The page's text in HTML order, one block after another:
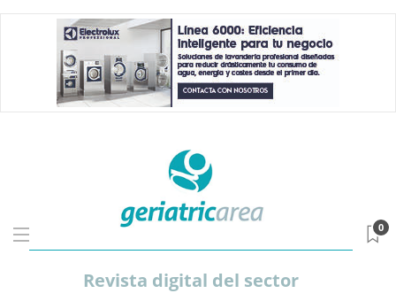
Revista digital del sector
0